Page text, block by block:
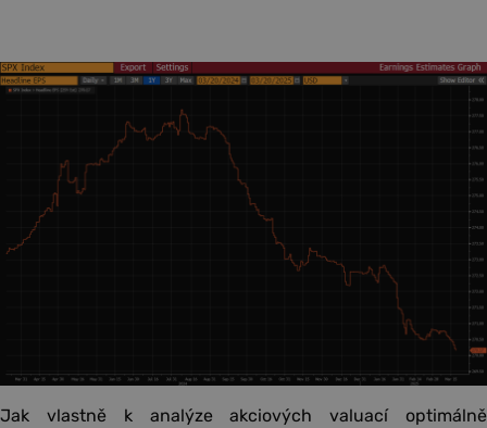
Jak vlastně k analýze akciových valuací optimálně